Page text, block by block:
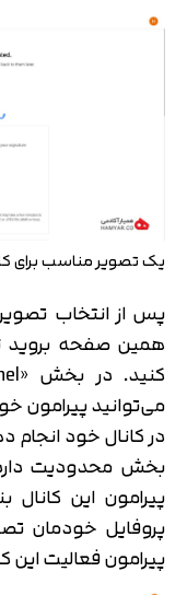
یک تصویر مناسب برای
پس از انتخاب
همین صفحه بروید
می‌توانید پیرامون
در کانال خود انجام
پیرامون این کانال
پروفایل خودمان
پیرامون فعالیت این